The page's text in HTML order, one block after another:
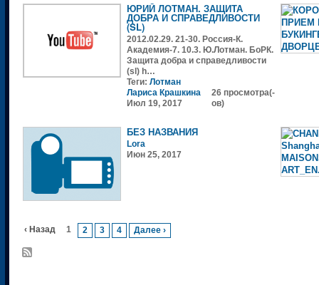
ЮРИЙ ЛОТМАН. ЗАЩИТА
ДОБРА И СПРАВЕДЛИВОСТИ
(SL)
2012.02.29. 21-30. Россия-К.
Академия-7. 10.3. Ю.Лотман. БоРК.
Защита добра и справедливости
(sl) h…
Теги: Лотман
Лариса Крашкина
Июл 19, 2017
26 просмотра(-
ов)
БЕЗ НАЗВАНИЯ
Lora
Июн 25, 2017
‹ Назад 1 2 3 4 Далее ›